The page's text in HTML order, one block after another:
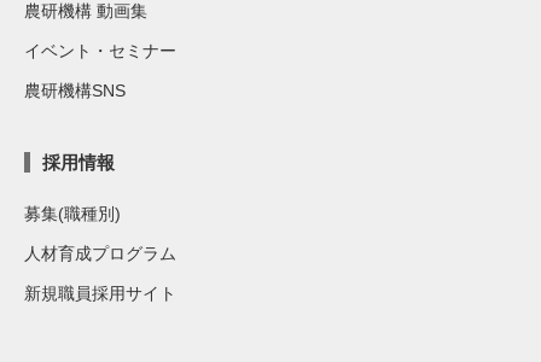
農研機構 動画集
イベント・セミナー
農研機構SNS
採用情報
募集(職種別)
人材育成プログラム
新規職員採用サイト